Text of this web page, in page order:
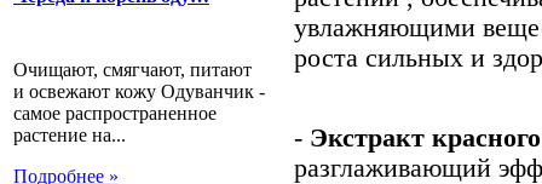
Очищают, смягчают, питают
и освежают кожу Одуванчик -
самое распространенное
растение на...
Подробнее »
увлажняющими
роста сильных и
- Экстракт
разглаживающий